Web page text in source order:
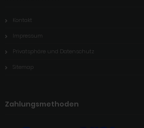
Kontakt
Impressum
Privatsphäre und Datenschutz
Sitemap
Zahlungsmethoden